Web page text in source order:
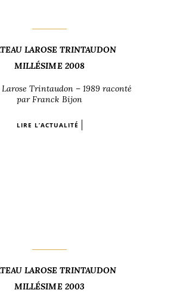
LAROSE TRINTAUDON
MILLÉSIME 2008
Trintaudon – 1989 raconté
par Franck Bijon
LIRE L’ACTUALITÉ
LAROSE TRINTAUDON
MILLÉSIME 2003